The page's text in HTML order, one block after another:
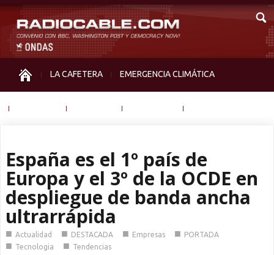
LA CAFETERA EMERGENCIA CLIMÁTICA
España es el 1º país de
Europa y el 3º de la OCDE en
despliegue de banda ancha
ultrarrápida
■ Actualidad ■ DESTACADA ■ Empresas ■ PORTADA
■ Tecnologia ■ Tendencias